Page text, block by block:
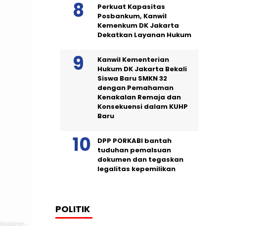
Perkuat Kapasitas
Posbankum, Kanwil
Kemenkum DK Jakarta
Dekatkan Layanan Hukum
Kanwil Kementerian
Hukum DK Jakarta Bekali
Siswa Baru SMKN 32
dengan Pemahaman
Kenakalan Remaja dan
Konsekuensi dalam KUHP
Baru
DPP PORKABI bantah
tuduhan pemalsuan
dokumen dan tegaskan
legalitas kepemilikan
POLITIK